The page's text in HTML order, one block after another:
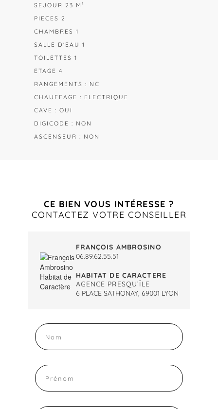
SEJOUR 23 M²
PIECES 2
CHAMBRES 1
SALLE D'EAU 1
TOILETTES 1
ETAGE 4
RANGEMENTS : NC
CHAUFFAGE : ELECTRIQUE
CAVE : OUI
DIGICODE : NON
ASCENSEUR : NON
CE BIEN VOUS INTÉRESSE ?
CONTACTEZ VOTRE CONSEILLER
FRANÇOIS AMBROSINO
06.89.62.55.51
HABITAT DE CARACTERE
AGENCE PRESQU’ÎLE
6 PLACE SATHONAY, 69001 LYON